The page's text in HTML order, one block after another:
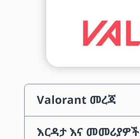
Valorant መረጃ
እርዳታ እና መመሪያዎች